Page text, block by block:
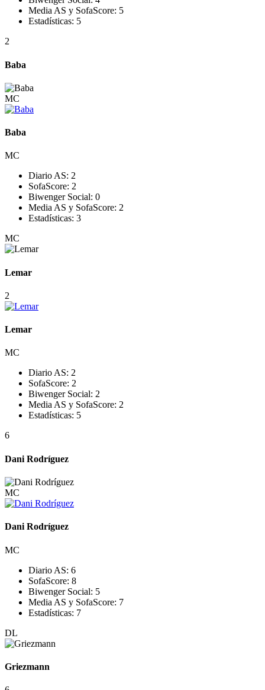
Media AS y SofaScore: 5
Estadísticas: 5
2
Baba
MC
Baba
MC
Diario AS: 2
SofaScore: 2
Biwenger Social: 0
Media AS y SofaScore: 2
Estadísticas: 3
MC
Lemar
2
Lemar
MC
Diario AS: 2
SofaScore: 2
Biwenger Social: 2
Media AS y SofaScore: 2
Estadísticas: 5
6
Dani Rodríguez
MC
Dani Rodríguez
MC
Diario AS: 6
SofaScore: 8
Biwenger Social: 5
Media AS y SofaScore: 7
Estadísticas: 7
DL
Griezmann